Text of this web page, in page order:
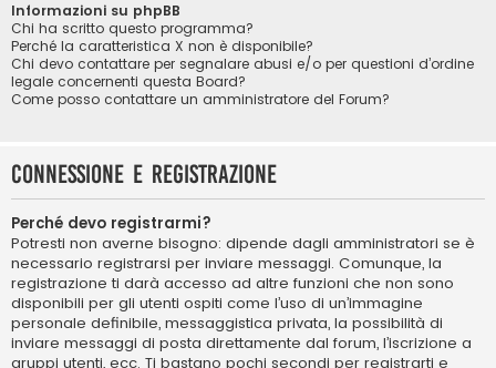
Informazioni su phpBB
Chi ha scritto questo programma?
Perché la caratteristica X non è disponibile?
Chi devo contattare per segnalare abusi e/o per questioni d’ordine
legale concernenti questa Board?
Come posso contattare un amministratore del Forum?
Connessione e registrazione
Perché devo registrarmi?
Potresti non averne bisogno: dipende dagli amministratori se è
necessario registrarsi per inviare messaggi. Comunque, la
registrazione ti darà accesso ad altre funzioni che non sono
disponibili per gli utenti ospiti come l’uso di un’immagine
personale definibile, messaggistica privata, la possibilità di
inviare messaggi di posta direttamente dal forum, l’iscrizione a
gruppi utenti, ecc. Ti bastano pochi secondi per registrarti e